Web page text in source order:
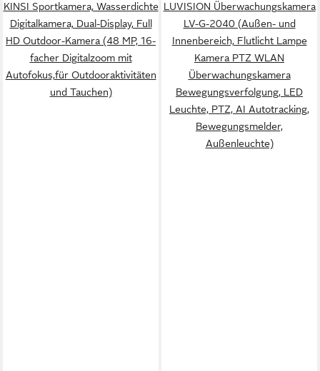
KINSI Sportkamera, Wasserdichte
Digitalkamera, Dual-Display, Full
HD Outdoor-Kamera (48 MP, 16-
facher Digitalzoom mit
Autofokus,für Outdooraktivitäten
und Tauchen)
LUVISION Überwachungskamera
LV-G-2040 (Außen- und
Innenbereich, Flutlicht Lampe
Kamera PTZ WLAN
Überwachungskamera
Bewegungsverfolgung, LED
Leuchte, PTZ, AI Autotracking,
Bewegungsmelder,
Außenleuchte)